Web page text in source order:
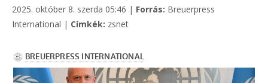
2025. október 8. szerda 05:46 | Forrás: Kategória
Breuerpress
International | Címkék: Címkék
zsnet